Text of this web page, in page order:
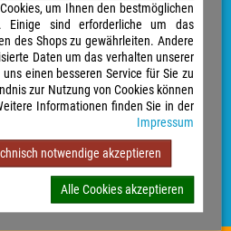
um Ihnen den bestmöglichen
Einige sind erforderliche um das
des Shops zu gewährleiten. Andere
Daten um das verhalten unserer
einen besseren Service für Sie zu
zur Nutzung von Cookies können
Informationen finden Sie in der
Impressum
notwendige akzeptieren
Alle Cookies akzeptieren